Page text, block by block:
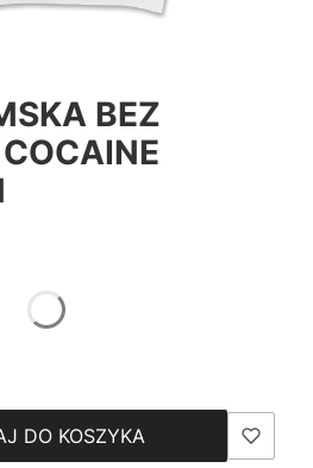
BEZ
DO KOSZYKA